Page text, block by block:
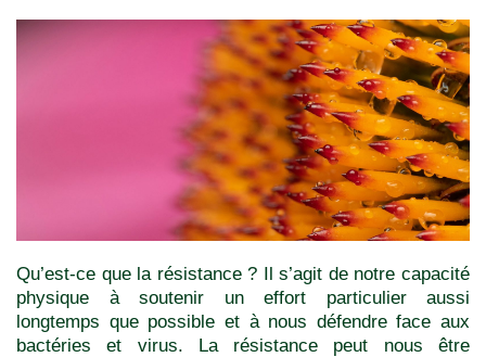
Qu’est-ce que la résistance ? Il s’agit de notre capacité
physique à soutenir un effort particulier aussi
longtemps que possible et à nous défendre face aux
bactéries et virus. La résistance peut nous être